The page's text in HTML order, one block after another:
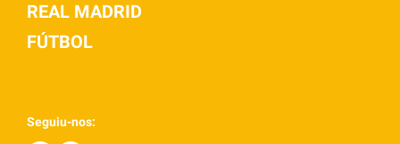
REAL MADRID
FÚTBOL
Seguiu-nos: